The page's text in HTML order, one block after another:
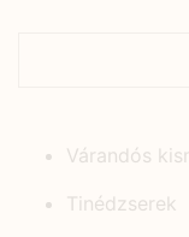
Várandós
Tinédzserek